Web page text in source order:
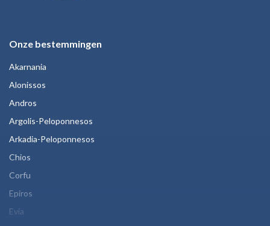
Onze bestemmingen
Akarnania
Alonissos
Andros
Argolis-Peloponnesos
Arkadia-Peloponnesos
Chios
Corfu
Epiros
Evia